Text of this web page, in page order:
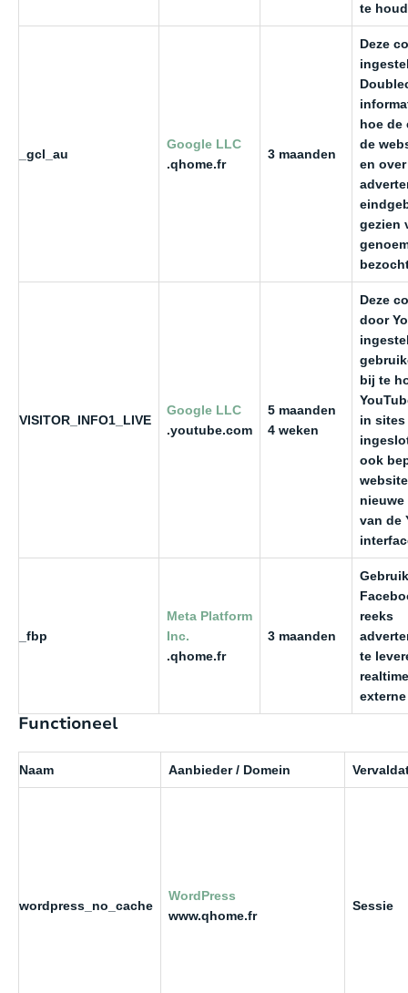
te
_gcl_au
Google LLC
.qhome.fr
3 maanden
Deze
hoe de
de
en
gezien
VISITOR_INFO1_LIVE
Google LLC
.youtube.com
5 maanden
4 weken
Deze
door
bij te
in sites
ook
van de
_fbp
Meta Platform
Inc.
.qhome.fr
3 maanden
reeks
te
Functioneel
Naam Aanbieder / Domein
wordpress_no_cache
WordPress
www.qhome.fr
Sessie